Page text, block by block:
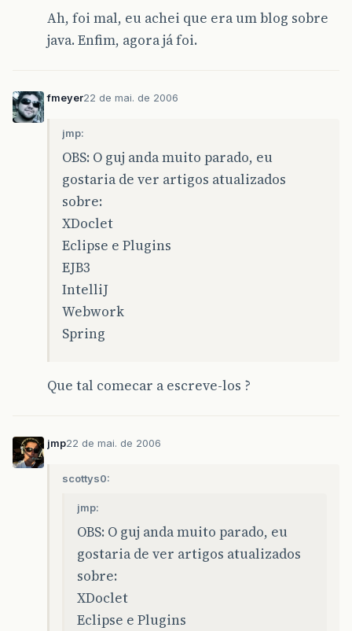
Ah, foi mal, eu achei que era um blog sobre
java. Enfim, agora já foi.
fmeyer22 de mai. de 2006
jmp:
OBS: O guj anda muito parado, eu
gostaria de ver artigos atualizados
sobre:
XDoclet
Eclipse e Plugins
EJB3
IntelliJ
Webwork
Spring
Que tal comecar a escreve-los ?
jmp22 de mai. de 2006
scottys0:
jmp:
OBS: O guj anda muito parado, eu
gostaria de ver artigos atualizados
sobre:
XDoclet
Eclipse e Plugins